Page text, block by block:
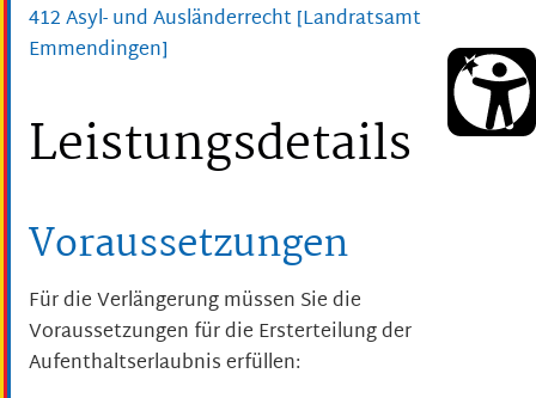
412 Asyl- und Ausländerrecht [Landratsamt
Emmendingen]
Leistungsdetails
Voraussetzungen
Für die Verlängerung müssen Sie die
Voraussetzungen für die Ersterteilung der
Aufenthaltserlaubnis erfüllen: